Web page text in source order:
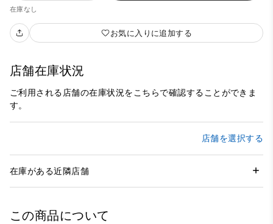
在庫なし
お気に入りに追加する
店舗在庫状況
ご利用される店舗の在庫状況をこちらで確認することができま
す。
店舗を選択する
在庫がある近隣店舗
この商品について